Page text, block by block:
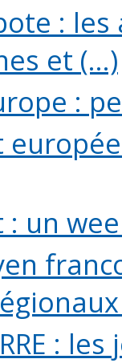
:
et (...)
:
un
: